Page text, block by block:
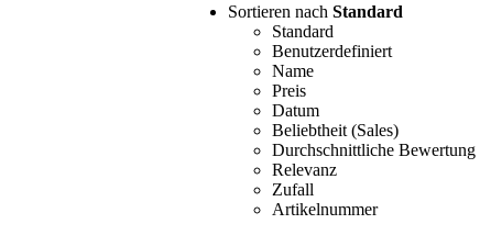
Sortieren nach Standard
Standard
Benutzerdefiniert
Name
Preis
Datum
Beliebtheit (Sales)
Durchschnittliche Bewertung
Relevanz
Zufall
Artikelnummer